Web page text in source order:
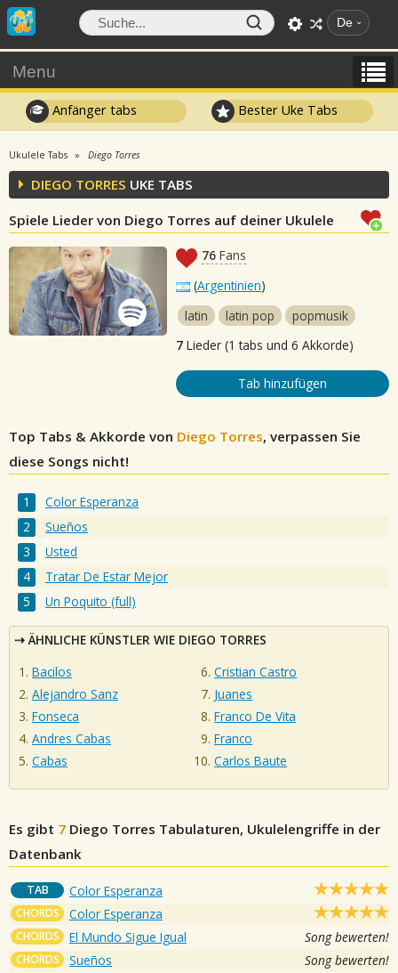
De
Menu
Anfänger tabs Bester Uke Tabs
Ukulele Tabs Diego Torres
DIEGO TORRES UKE TABS
Spiele Lieder von Diego Torres auf deiner Ukulele
76 Fans
(Argentinien)
latin
latin pop
popmusik
7 Lieder (1 tabs und 6 Akkorde)
Tab hinzufügen
Top Tabs & Akkorde von Diego Torres, verpassen Sie
diese Songs nicht!
Color Esperanza
Sueños
Usted
Tratar De Estar Mejor
Un Poquito (full)
ÄHNLICHE KÜNSTLER WIE DIEGO TORRES
Bacilos
Alejandro Sanz
Fonseca
Andres Cabas
Cabas
Cristian Castro
Juanes
Franco De Vita
Franco
Carlos Baute
Es gibt 7 Diego Torres Tabulaturen, Ukulelengriffe in der
Datenbank
TAB Color Esperanza
CHORDS Color Esperanza
CHORDS El Mundo Sigue Igual Song bewerten!
CHORDS Sueños Song bewerten!